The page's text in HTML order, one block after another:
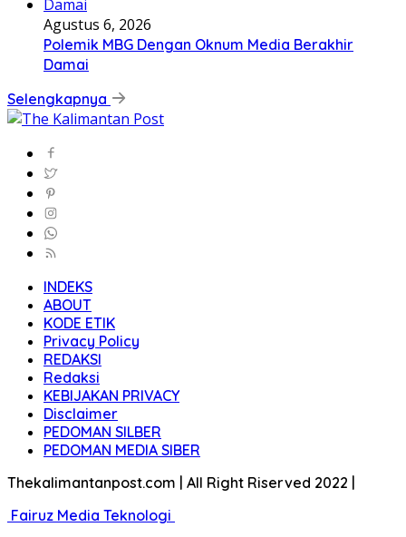
Agustus 6, 2026
Polemik MBG Dengan Oknum Media Berakhir
Damai
Selengkapnya
INDEKS
ABOUT
KODE ETIK
Privacy Policy
REDAKSI
Redaksi
KEBIJAKAN PRIVACY
Disclaimer
PEDOMAN SILBER
PEDOMAN MEDIA SIBER
Thekalimantanpost.com | All Right Riserved 2022 |
Fairuz Media Teknologi